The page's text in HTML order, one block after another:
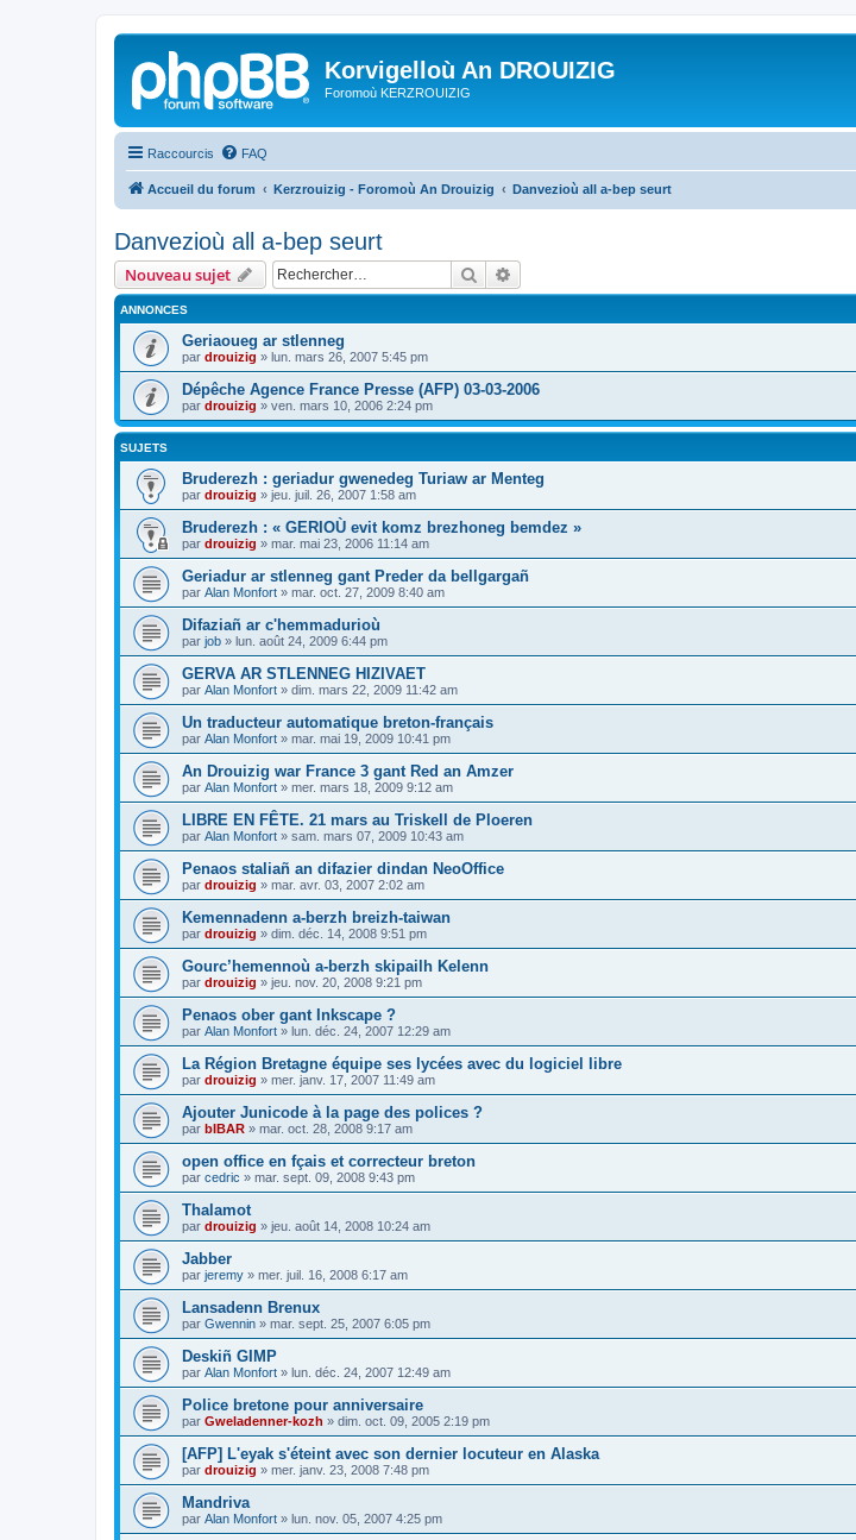
Korvigelloù An DROUIZIG
Foromoù KERZROUIZIG
Raccourcis FAQ
Accueil du forum Kerzrouizig - Foromoù An Drouizig Danvezioù all a-bep seurt
Danvezioù all a-bep seurt
Nouveau sujet Rechercher
ANNONCES
Geriaoueg ar stlenneg
par drouizig » lun. mars 26, 2007 5:45 pm
Dépêche Agence France Presse (AFP) 03-03-2006
par drouizig » ven. mars 10, 2006 2:24 pm
SUJETS
Bruderezh : geriadur gwenedeg Turiaw ar Menteg
par drouizig » jeu. juil. 26, 2007 1:58 am
Bruderezh : « GERIOÙ evit komz brezhoneg bemdez »
par drouizig » mar. mai 23, 2006 11:14 am
Geriadur ar stlenneg gant Preder da bellgargañ
par Alan Monfort » mar. oct. 27, 2009 8:40 am
Difaziañ ar c'hemmadurioù
par job » lun. août 24, 2009 6:44 pm
GERVA AR STLENNEG HIZIVAET
par Alan Monfort » dim. mars 22, 2009 11:42 am
Un traducteur automatique breton-français
par Alan Monfort » mar. mai 19, 2009 10:41 pm
An Drouizig war France 3 gant Red an Amzer
par Alan Monfort » mer. mars 18, 2009 9:12 am
LIBRE EN FÊTE. 21 mars au Triskell de Ploeren
par Alan Monfort » sam. mars 07, 2009 10:43 am
Penaos staliañ an difazier dindan NeoOffice
par drouizig » mar. avr. 03, 2007 2:02 am
Kemennadenn a-berzh breizh-taiwan
par drouizig » dim. déc. 14, 2008 9:51 pm
Gourc’hemennoù a-berzh skipailh Kelenn
par drouizig » jeu. nov. 20, 2008 9:21 pm
Penaos ober gant Inkscape ?
par Alan Monfort » lun. déc. 24, 2007 12:29 am
La Région Bretagne équipe ses lycées avec du logiciel libre
par drouizig » mer. janv. 17, 2007 11:49 am
Ajouter Junicode à la page des polices ?
par bIBAR » mar. oct. 28, 2008 9:17 am
open office en fçais et correcteur breton
par cedric » mar. sept. 09, 2008 9:43 pm
Thalamot
par drouizig » jeu. août 14, 2008 10:24 am
Jabber
par jeremy » mer. juil. 16, 2008 6:17 am
Lansadenn Brenux
par Gwennin » mar. sept. 25, 2007 6:05 pm
Deskiñ GIMP
par Alan Monfort » lun. déc. 24, 2007 12:49 am
Police bretone pour anniversaire
par Gweladenner-kozh » dim. oct. 09, 2005 2:19 pm
[AFP] L'eyak s'éteint avec son dernier locuteur en Alaska
par drouizig » mer. janv. 23, 2008 7:48 pm
Mandriva
par Alan Monfort » lun. nov. 05, 2007 4:25 pm